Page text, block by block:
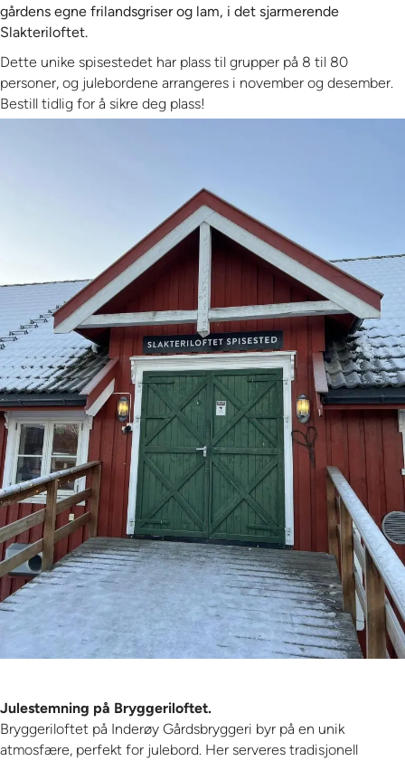
gårdens egne frilandsgriser og lam, i det sjarmerende
Slakteriloftet.
Dette unike spisestedet har plass til grupper på 8 til 80
personer, og julebordene arrangeres i november og desember.
Bestill tidlig for å sikre deg plass!
Julestemning på Bryggeriloftet.
Bryggeriloftet på Inderøy Gårdsbryggeri byr på en unik
atmosfære, perfekt for julebord. Her serveres tradisjonell